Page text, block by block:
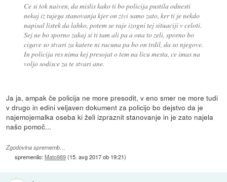
Ce si tok naiven, da mislis kako ti bo policija pustila odnesti
nekaj iz tujega stanovanja kjer on zivi samo zato, ker ti je nekdo
napisal listek da lahko, potem se raje izogni tej situaciji v celoti.
Sej ne bo sporno zakaj si ti tam ali pa a ona to zeli, sporno bo
cigave so stvari za katere ni racuna pa bo on trdil, da so njegove.
In policija res nima kej presojat o tem na licu mesta, ce imas na
voljo sodisce za te stvari ane.
Ja ja, ampak če policija ne more presodit, v eno smer ne more tudi
v drugo in edini veljaven dokument za policijo bo dejstvo da je
najemojemalka oseba ki želi izpraznit stanovanje in je zato najela
našo pomoč...
Zgodovina sprememb…
spremenilo:Mato989(15. avg 2017 ob 19:21)